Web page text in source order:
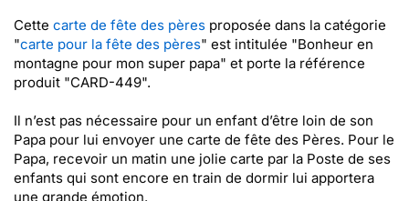
Cette carte de fête des pères proposée dans la catégorie
"carte pour la fête des pères" est intitulée "Bonheur en
montagne pour mon super papa" et porte la référence
produit "CARD-449".
Il n’est pas nécessaire pour un enfant d’être loin de son
Papa pour lui envoyer une carte de fête des Pères. Pour le
Papa, recevoir un matin une jolie carte par la Poste de ses
enfants qui sont encore en train de dormir lui apportera
une grande émotion.